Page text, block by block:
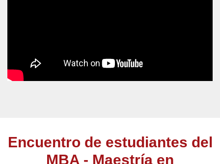
Encuentro de estudiantes del
MBA - Maestría en